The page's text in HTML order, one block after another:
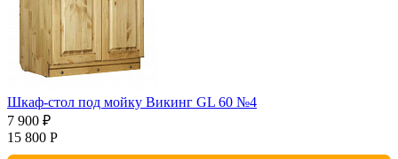
Шкаф-стол под мойку Викинг GL 60 №4
7 900 ₽
15 800 Р